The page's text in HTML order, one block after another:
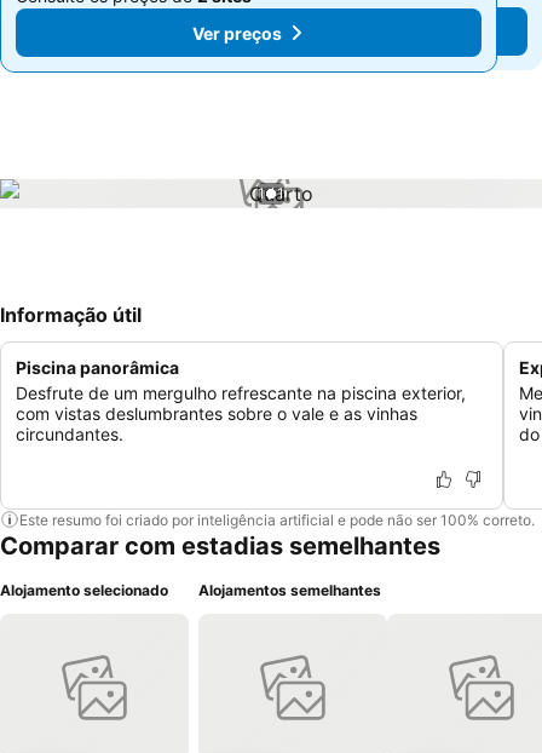
Ver preços
Ver preços
1 / 1
Informação útil
Piscina panorâmica
Desfrute de um mergulho refrescante na piscina exterior,
com vistas deslumbrantes sobre o vale e as vinhas
circundantes.
Este resumo foi criado por inteligência artificial e pode não ser 100% correto.
Comparar com estadias semelhantes
Alojamento selecionado Alojamentos semelhantes